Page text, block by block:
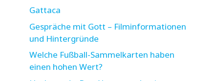
Gattaca
Gespräche mit Gott – Filminformationen
und Hintergründe
Welche Fußball-Sammelkarten haben
einen hohen Wert?